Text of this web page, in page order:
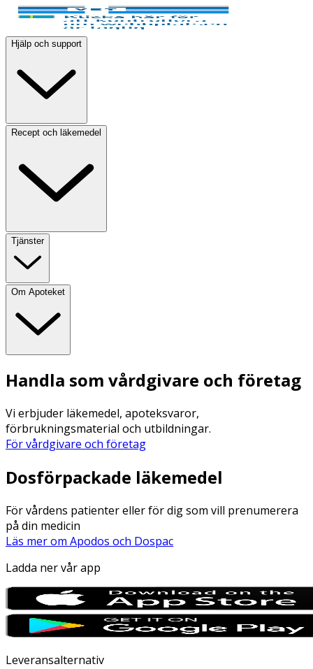
Hjälp och support
Recept och läkemedel
Tjänster
Om Apoteket
Handla som vårdgivare och företag
Vi erbjuder läkemedel, apoteksvaror,
förbrukningsmaterial och utbildningar.
För vårdgivare och företag
Dosförpackade läkemedel
För vårdens patienter eller för dig som vill prenumerera
på din medicin
Läs mer om Apodos och Dospac
Ladda ner vår app
Leveransalternativ